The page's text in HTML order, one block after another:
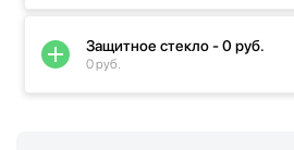
Защитное стекло - 0 руб.
0 руб.